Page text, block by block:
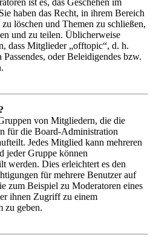
ist es, das Geschehen im
haben das Recht, in ihrem Bereich
löschen und Themen zu schließen,
und zu teilen. Üblicherweise
dass Mitglieder „offtopic“, d. h.
oder Beleidigendes bzw.
von Mitgliedern, die die
für die Board-Administration
Jedes Mitglied kann mehreren
jeder Gruppe können
werden. Dies erleichtert es den
für mehrere Benutzer auf
zum Beispiel zu Moderatoren eines
ihnen Zugriff zu einem
zu geben.